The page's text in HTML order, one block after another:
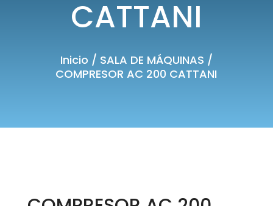
CATTANI
Inicio / SALA DE MÁQUINAS /
COMPRESOR AC 200 CATTANI